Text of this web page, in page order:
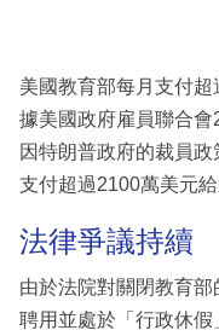
區
美國教育部每月支付
據美國政府雇員聯合
因特朗普政府的裁員
支付超過2100萬美元給
法律爭議持續
由於法院對關閉教育
聘用並處於「行政休